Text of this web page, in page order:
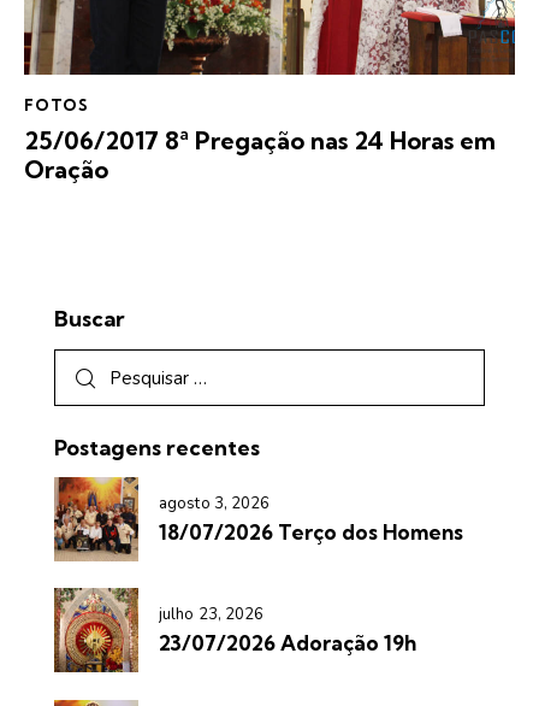
FOTOS
25/06/2017 8ª Pregação nas 24 Horas em
Oração
Buscar
Postagens recentes
agosto 3, 2026
18/07/2026 Terço dos Homens
julho 23, 2026
23/07/2026 Adoração 19h